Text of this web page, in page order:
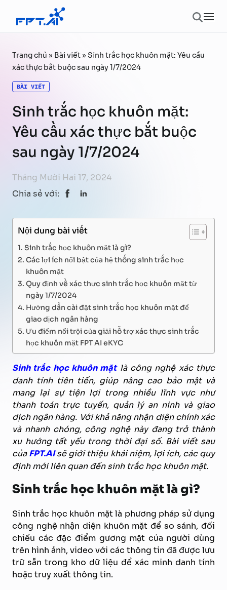
Chuyển đến phần nội dung
Trang chủ » Bài viết» Sinh trắc học khuôn mặt: Yêu cầu
xác thực bắt buộc sau ngày 1/7/2024
BÀI VIẾT
Sinh trắc học khuôn mặt:
Yêu cầu xác thực bắt buộc
sau ngày 1/7/2024
Tháng Mười Hai 17, 2024
Chia sẻ với:
Nội dung bài viết
Sinh trắc học khuôn mặt là gì?
Các lợi ích nổi bật của hệ thống sinh trắc học
khuôn mặt
Quy định về xác thực sinh trắc học khuôn mặt từ
ngày 1/7/2024
Hướng dẫn cài đặt sinh trắc học khuôn mặt để
giao dịch ngân hàng
Ưu điểm nổi trội của giải hỗ trợ xác thực sinh trắc
học khuôn mặt FPT AI eKYC
Sinh trắc học khuôn mặtlà công nghệ xác thực
danh tính tiên tiến, giúp nâng cao bảo mật và
mang lại sự tiện lợi trong nhiều lĩnh vực như
thanh toán trực tuyến, quản lý an ninh và giao
dịch ngân hàng. Với khả năng nhận diện chính xác
và nhanh chóng, công nghệ này đang trở thành
xu hướng tất yếu trong thời đại số. Bài viết sau
củaFPT.AIsẽ giới thiệu khái niệm, lợi ích, các quy
định mới liên quan đến sinh trắc học khuôn mặt.
Sinh trắc học khuôn mặt là gì?
Sinh trắc học khuôn mặt là phương pháp sử dụng
công nghệ nhận diện khuôn mặt để so sánh, đối
chiếu các đặc điểm gương mặt của người dùng
trên hình ảnh, video với các thông tin đã được lưu
trữ sẵn trong kho dữ liệu để xác minh danh tính
hoặc truy xuất thông tin.